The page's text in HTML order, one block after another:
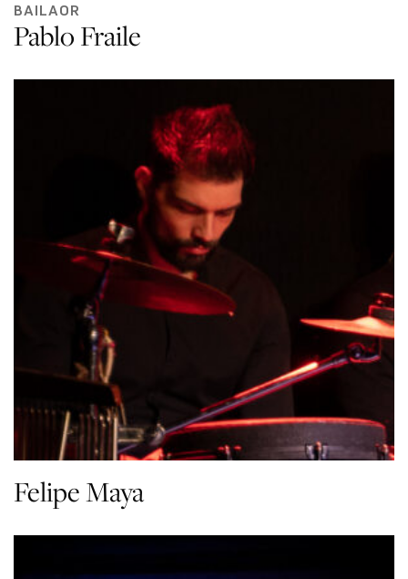
BAILAOR
Pablo Fraile
Felipe Maya